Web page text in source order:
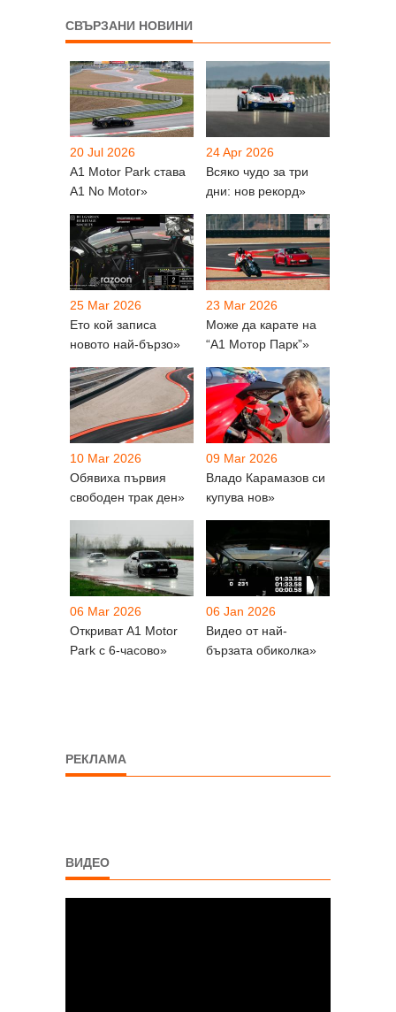
СВЪРЗАНИ НОВИНИ
20 Jul 2026
A1 Motor Park става
A1 No Motor»
24 Apr 2026
Всяко чудо за три
дни: нов рекорд»
25 Mar 2026
Ето кой записа
новото най-бързо»
23 Mar 2026
Може да карате на
“А1 Мотор Парк”»
10 Mar 2026
Обявиха първия
свободен трак ден»
09 Mar 2026
Владо Карамазов си
купува нов»
06 Mar 2026
Откриват A1 Motor
Park с 6-часово»
06 Jan 2026
Видео от най-
бързата обиколка»
РЕКЛАМА
ВИДЕО